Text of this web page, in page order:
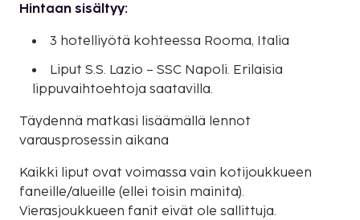
Hintaan sisältyy:
3 hotelliyötä kohteessa Rooma, Italia
Liput S.S. Lazio – SSC Napoli. Erilaisia
lippuvaihtoehtoja saatavilla.
Täydennä matkasi lisäämällä lennot
varausprosessin aikana
Kaikki liput ovat voimassa vain kotijoukkueen
faneille/alueille (ellei toisin mainita).
Vierasjoukkueen fanit eivät ole sallittuja.